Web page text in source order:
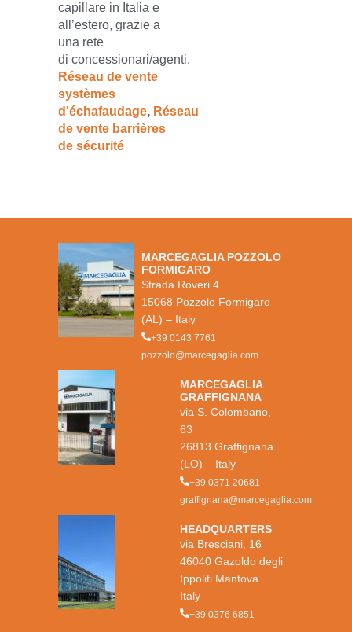
capillare in Italia e
all’estero, grazie a
una rete
di concessionari/agenti.
Réseau de vente
systèmes
d'échafaudage, Réseau
de vente barrières
de sécurité
MARCEGAGLIA POZZOLO
FORMIGARO
Strada Roveri 4
15068 Pozzolo Formigaro
(AL) – Italy
+39 0143 7761
pozzolo@marcegaglia.com
MARCEGAGLIA
GRAFFIGNANA
via S. Colombano,
63
26813 Graffignana
(LO) – Italy
+39 0371 20681
graffignana@marcegaglia.com
HEADQUARTERS
via Bresciani, 16
46040 Gazoldo degli
Ippoliti Mantova
Italy
+39 0376 6851